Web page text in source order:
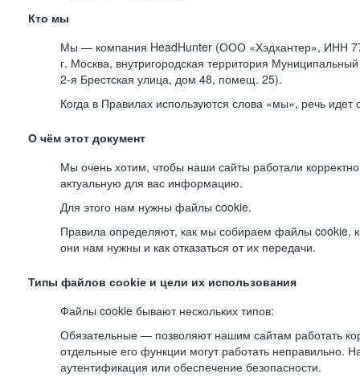
Кто мы
Мы — компания HeadHunter (ООО «Хэдхантер», ИНН
г. Москва, внутригородская территория Муниципальный
2-я Брестская улица, дом 48, помещ. 25).
Когда в Правилах используются слова «мы», речь
О чём этот документ
Мы очень хотим, чтобы наши сайты работали
актуальную для вас информацию.
Для этого нам нужны файлы cookie.
Правила определяют, как мы собираем файлы cookie,
они нам нужны и как отказаться от их передачи.
Типы файлов cookie и цели их использования
Файлы cookie бывают нескольких типов:
Обязательные — позволяют нашим сайтам работать
отдельные его функции могут работать неправильно.
аутентификация или обеспечение безопасности.